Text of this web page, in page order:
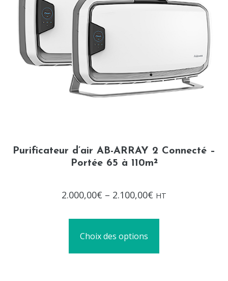
Purificateur d’air AB-ARRAY 2 Connecté –
Portée 65 à 110m²
0
2.000,00€ – 2.100,00€ HT
Choix des options